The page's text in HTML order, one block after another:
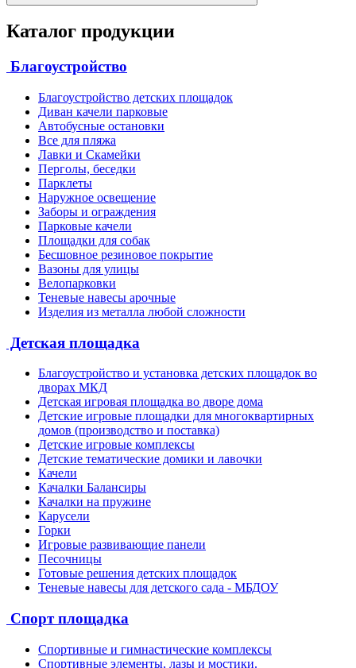
Каталог продукции
Благоустройство
Благоустройство детских площадок
Диван качели парковые
Автобусные остановки
Все для пляжа
Лавки и Скамейки
Перголы, беседки
Парклеты
Наружное освещение
Заборы и ограждения
Парковые качели
Площадки для собак
Бесшовное резиновое покрытие
Вазоны для улицы
Велопарковки
Теневые навесы арочные
Изделия из металла любой сложности
Детская площадка
Благоустройство и установка детских площадок во
дворах МКД
Детская игровая площадка во дворе дома
Детские игровые площадки для многоквартирных
домов (производство и поставка)
Детские игровые комплексы
Детские тематические домики и лавочки
Качели
Качалки Балансиры
Качалки на пружине
Карусели
Горки
Игровые развивающие панели
Песочницы
Готовые решения детских площадок
Теневые навесы для детского сада - МБДОУ
Спорт площадка
Спортивные и гимнастические комплексы
Спортивные элементы, лазы и мостики.